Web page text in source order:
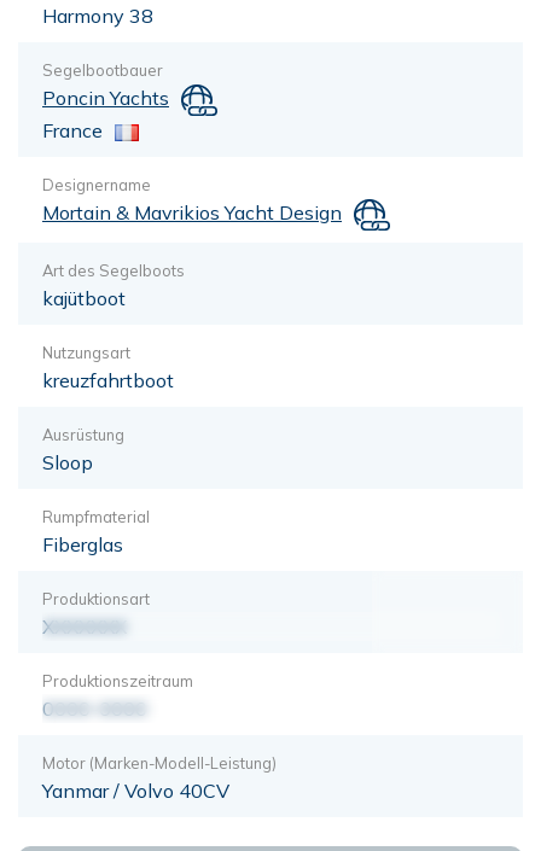
Harmony 38
Segelbootbauer
Poncin Yachts
France
Designername
Mortain & Mavrikios Yacht Design
Art des Segelboots
kajütboot
Nutzungsart
kreuzfahrtboot
Ausrüstung
Sloop
Rumpfmaterial
Fiberglas
Produktionsart
XXXXXXX
Produktionszeitraum
0000-0000
Motor (Marken-Modell-Leistung)
Yanmar / Volvo 40CV